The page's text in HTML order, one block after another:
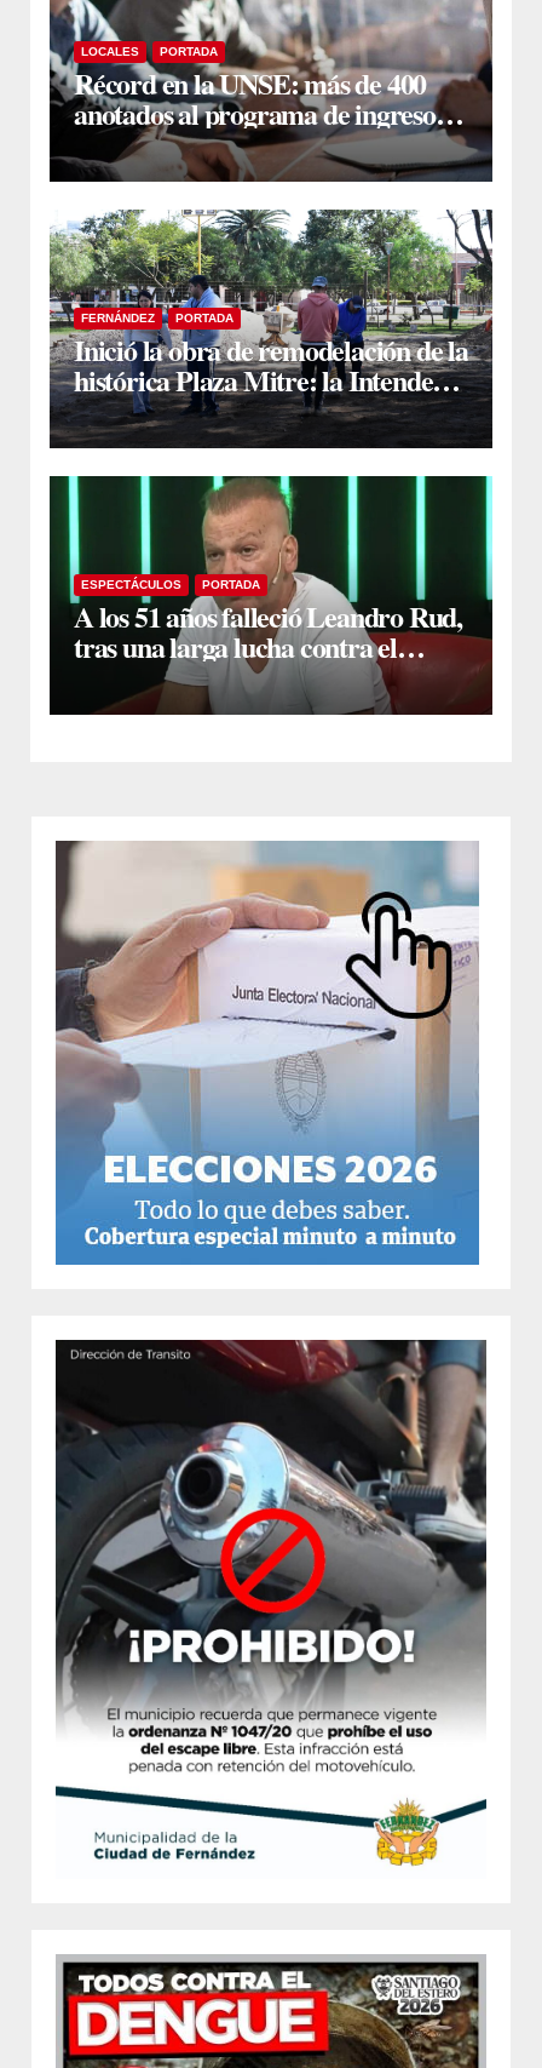
LOCALES PORTADA
Récord en la UNSE: más de 400
anotados al programa de ingreso
sin secundario
FERNÁNDEZ PORTADA
Inició la obra de remodelación de la
histórica Plaza Mitre: la Intendente
Yanina Iturre supervisó los
primeros trabajos
ESPECTÁCULOS PORTADA
A los 51 años falleció Leandro Rud,
tras una larga lucha contra el